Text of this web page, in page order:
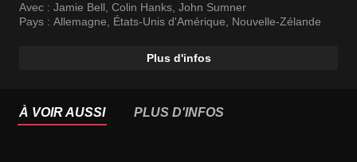
Avec : Jamie Bell Colin Hanks John Sumner
Pays : Allemagne États-Unis d'Amérique Nouvelle-Zélande
Plus d'infos
À VOIR AUSSI PLUS D'INFOS